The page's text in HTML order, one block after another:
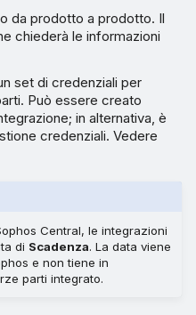
da prodotto a prodotto. Il
chiederà le informazioni
set di credenziali per
Può essere creato
in alternativa, è
credenziali. Vedere
Central, le integrazioni
di Scadenza. La data viene
e non tiene in
parti integrato.